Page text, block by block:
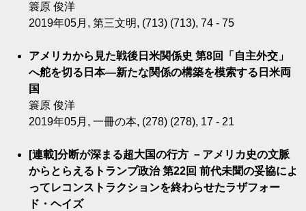
簑原 俊洋
2019年05月, 第三文明, (713) (713), 74 - 75
アメリカから見た戦後日米関係史 第8回「自主外交」
へ舵を切る日本―新たな関係の構築を模索する日米両
国
簑原 俊洋
2019年05月, 一冊の本, (278) (278), 17 - 21
[連載]分断が深まる超大国の行方 －アメリカ史の文脈
からとらえるトランプ政治 第22回 前代未聞の妥協によ
ってレコンストラクションを終わらせたラザフォー
ド・ヘイズ